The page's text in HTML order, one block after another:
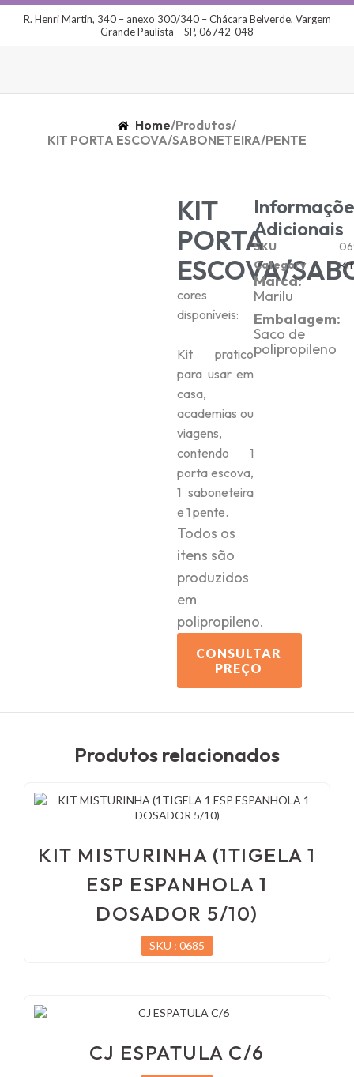
R. Henri Martin, 340 – anexo 300/340 – Chácara Belverde, Vargem
Grande Paulista – SP, 06742-048
Home/Produtos/
KIT PORTA ESCOVA/SABONETEIRA/PENTE
KIT
PORTA
ESCOVA/
cores
disponíveis:
Kit pratico
para usar em
casa,
academias ou
viagens,
contendo 1
porta escova,
1 saboneteira
e 1 pente.
Todos os
itens são
produzidos
em
polipropileno.
CONSULTAR
PREÇO
Adicionais
SKU
Category
Marca:
Marilu
Embalagem:
Saco de
polipropileno
Produtos relacionados
KIT MISTURINHA (1TIGELA 1
ESP ESPANHOLA 1
DOSADOR 5/10)
SKU : 0685
CJ ESPATULA C/6